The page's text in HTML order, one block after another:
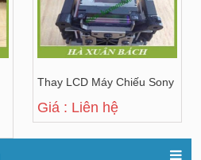
Thay LCD Máy Chiếu Sony
Giá : Liên hệ